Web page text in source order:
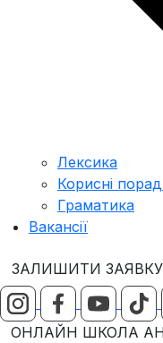
Лексика
Корисні
Граматика
Вакансії
ЗАЛИШИТИ ЗАЯВКУ
ОНЛАЙН ШКОЛА